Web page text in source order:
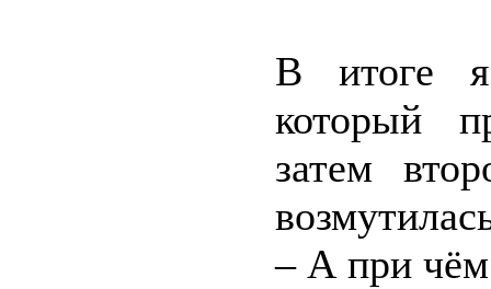
В итоге
который
затем
– А при чём